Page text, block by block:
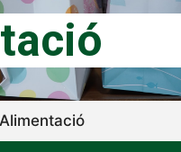
Alimentació